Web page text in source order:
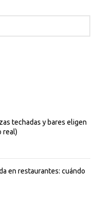
techadas y bares eligen
real)
en restaurantes: cuándo